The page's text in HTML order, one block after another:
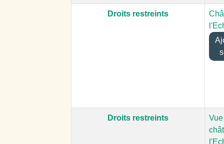
Droits restreints
Droits restreints